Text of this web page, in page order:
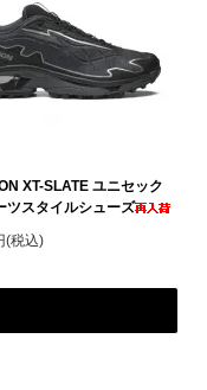
XT-SLATE ユニセック
ツスタイルシューズ
(税込)